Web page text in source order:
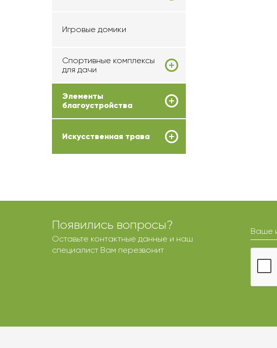
Игровые домики
Спортивные комплексы
для дачи
Элементы
благоустройства
Искусственная трава
Появились вопросы?
Оставьте контактные данные и наш
специалист Вам перезвонит
Ваше